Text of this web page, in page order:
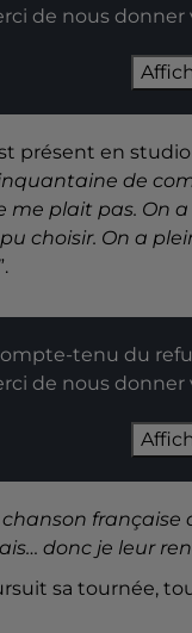
de nous
présent en
de
plait pas. On
choisir. On a
”.
tenu du
de nous
chanson
donc je leur
sa tournée,